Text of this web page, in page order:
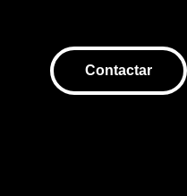
Contactar